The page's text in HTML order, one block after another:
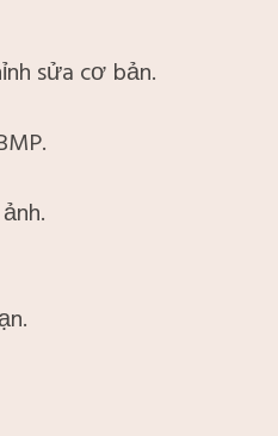
sửa cơ bản.